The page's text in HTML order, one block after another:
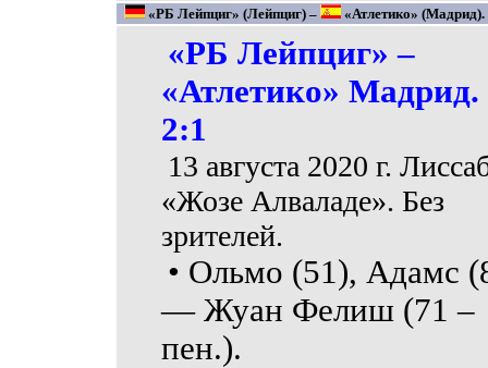
«РБ Лейпциг» (Лейпциг) – «Атлетико» (Мадрид).
«РБ Лейпциг» –
«Атлетико» Мадрид.
2:1
13 августа 2020 г.
«Жозе Алваладе». Без
зрителей.
• Ольмо (51), Адамс
— Жуан Фелиш (71 –
пен.).